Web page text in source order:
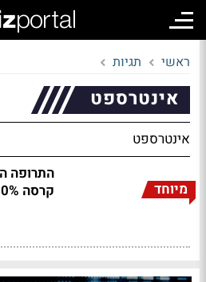
ראשי תגיות
אינטרספט
אינטרספט
מיוחד
קרסה 50%, אבל החלום הוא עצום